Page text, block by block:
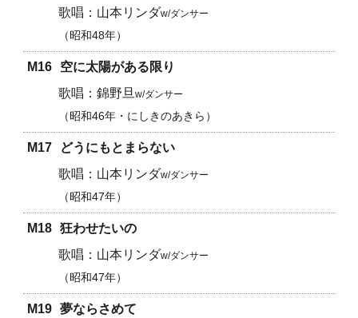
山本リンダw/ダンサー
昭和48年
M16
空に太陽がある限り
錦野旦w/ダンサー
昭和46年・にしきのあきら
M17
どうにもとまらない
山本リンダw/ダンサー
昭和47年
M18 狂わせたいの
山本リンダw/ダンサー
昭和47年
M19 夢ならさめて